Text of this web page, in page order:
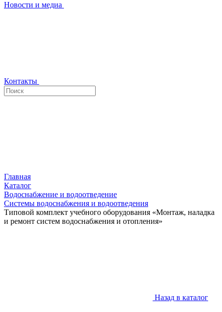
Новости и медиа
Контакты
Главная
Каталог
Водоснабжение и водоотведение
Системы водоснабжения и водоотведения
Типовой комплект учебного оборудования «Монтаж, наладка
и ремонт систем водоснабжения и отопления»
Назад в каталог